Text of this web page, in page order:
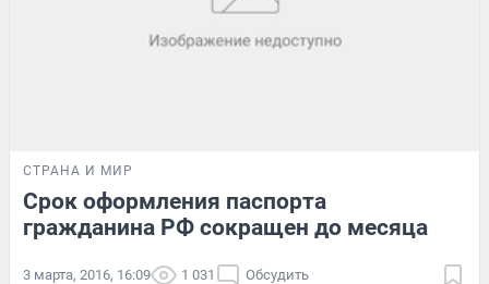
СТРАНА И МИР
Срок оформления паспорта
гражданина РФ сокращен до месяца
3 марта, 2016, 16:09 1 031 Обсудить